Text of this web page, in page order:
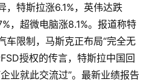
，特斯拉涨6.1%，英伟达跌
，超微电脑涨8.1%。报道称特
车限制，马斯克正布局“完全无
授权的传言，特斯拉中国回
业就此交流过”。最新业绩报告